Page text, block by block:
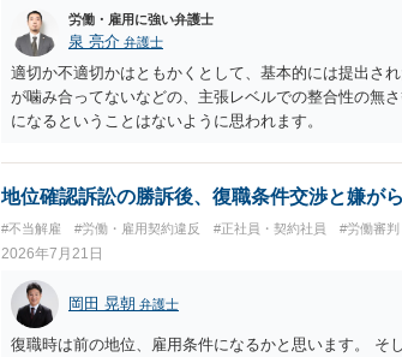
労働・雇用に強い弁護士
泉 亮介 弁護士
適切か不適切かはともかくとして、基本的には提出さ
が噛み合ってないなどの、主張レベルでの整合性の無
になるということはないように思われます。
地位確認訴訟の勝訴後、復職条件交渉と嫌が
#不当解雇 #労働・雇用契約違反 #正社員・契約社員 #労働審判
2026年7月21日
岡田 晃朝 弁護士
復職時は前の地位、雇用条件になるかと思います。 そ